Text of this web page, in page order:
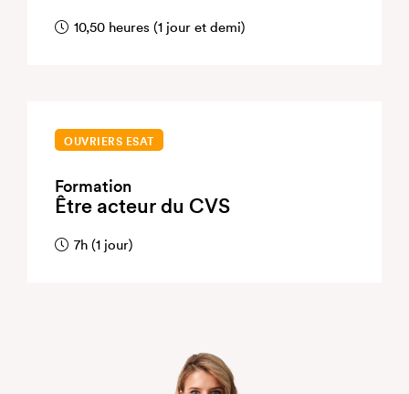
10,50 heures (1 jour et demi)
OUVRIERS ESAT
Formation
Être acteur du CVS
7h (1 jour)